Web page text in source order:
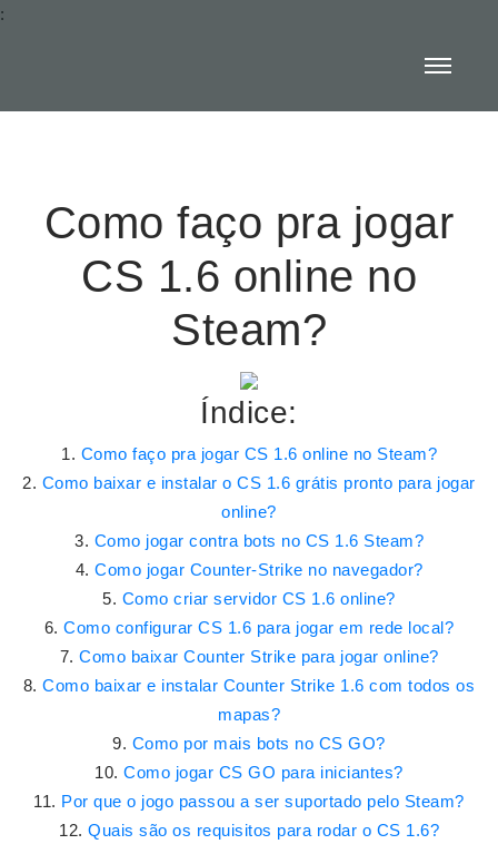
:
Como faço pra jogar
CS 1.6 online no
Steam?
Índice:
Como faço pra jogar CS 1.6 online no Steam?
Como baixar e instalar o CS 1.6 grátis pronto para jogar
online?
Como jogar contra bots no CS 1.6 Steam?
Como jogar Counter-Strike no navegador?
Como criar servidor CS 1.6 online?
Como configurar CS 1.6 para jogar em rede local?
Como baixar Counter Strike para jogar online?
Como baixar e instalar Counter Strike 1.6 com todos os
mapas?
Como por mais bots no CS GO?
Como jogar CS GO para iniciantes?
Por que o jogo passou a ser suportado pelo Steam?
Quais são os requisitos para rodar o CS 1.6?